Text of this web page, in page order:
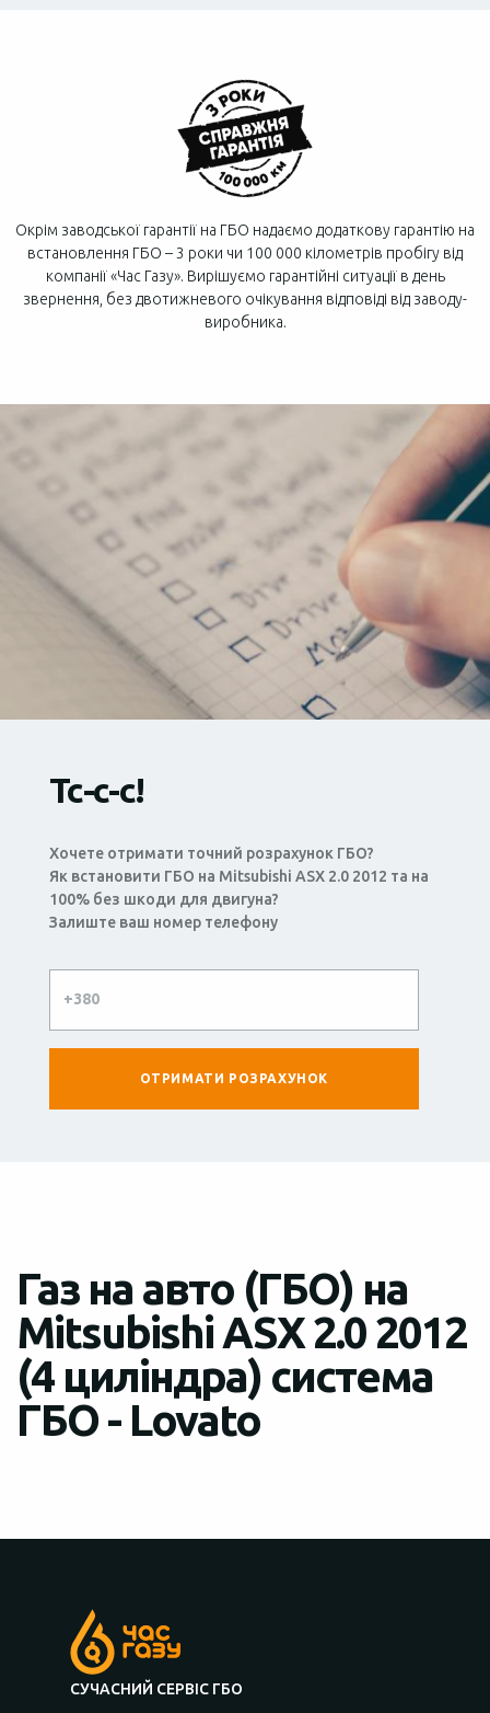
Окрім заводської гарантії на ГБО надаємо додаткову гарантію на
встановлення ГБО – 3 роки чи 100 000 кілометрів пробігу від
компанії «Час Газу». Вирішуємо гарантійні ситуації в день
звернення, без двотижневого очікування відповіді від заводу-
виробника.
Тс-с-с!
Хочете отримати точний розрахунок ГБО?
Як встановити ГБО на Mitsubishi ASX 2.0 2012 та на
100% без шкоди для двигуна?
Залиште ваш номер телефону
Газ на авто (ГБО) на
Mitsubishi ASX 2.0 2012
(4 циліндра) система
ГБО - Lovato
СУЧАСНИЙ СЕРВІС ГБО